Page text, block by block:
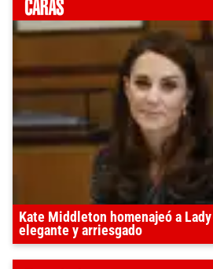
Kate Middleton homenajeó a
elegante y arriesgado